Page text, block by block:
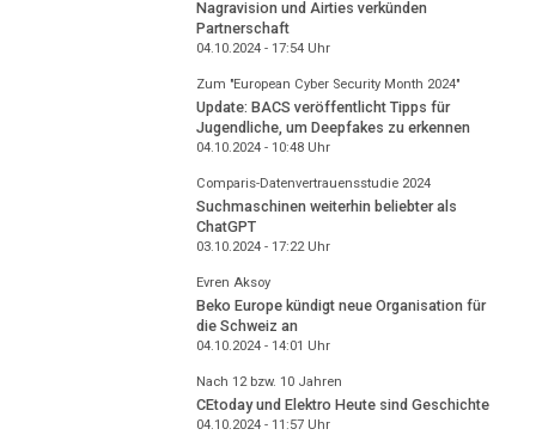
Nagravision und Airties verkünden
Partnerschaft
04.10.2024 - 17:54Uhr
Zum "European Cyber Security Month 2024"
Update: BACS veröffentlicht Tipps für
Jugendliche, um Deepfakes zu erkennen
04.10.2024 - 10:48Uhr
Comparis-Datenvertrauensstudie 2024
Suchmaschinen weiterhin beliebter als
ChatGPT
03.10.2024 - 17:22Uhr
Evren Aksoy
Beko Europe kündigt neue Organisation für
die Schweiz an
04.10.2024 - 14:01 Uhr
Nach 12 bzw. 10 Jahren
CEtoday und Elektro Heute sind Geschichte
04.10.2024 - 11:57Uhr